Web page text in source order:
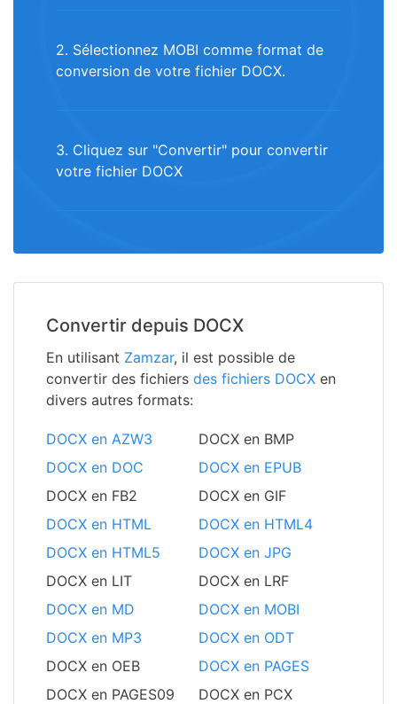
2. Sélectionnez MOBI comme format de
conversion de votre fichier DOCX.
3. Cliquez sur "Convertir" pour convertir
votre fichier DOCX
Convertir depuis DOCX
En utilisant Zamzar, il est possible de
convertir des fichiers des fichiers DOCX en
divers autres formats:
DOCX en AZW3
DOCX en BMP
DOCX en DOC
DOCX en EPUB
DOCX en FB2
DOCX en GIF
DOCX en HTML
DOCX en HTML4
DOCX en HTML5
DOCX en JPG
DOCX en LIT
DOCX en LRF
DOCX en MD
DOCX en MOBI
DOCX en MP3
DOCX en ODT
DOCX en OEB
DOCX en PAGES
DOCX en PAGES09
DOCX en PCX